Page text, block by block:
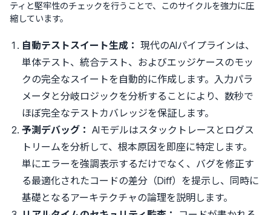
ティと堅牢性のチェックを行うことで、このサイクルを強力に圧
縮しています。
自動テストスイート生成： 現代のAIパイプラインは、
単体テスト、統合テスト、およびエッジケースのモッ
クの完全なスイートを自動的に作成します。入力パラ
メータと分岐ロジックを分析することにより、数秒で
ほぼ完全なテストカバレッジを保証します。
予測デバッグ： AIモデルはスタックトレースとログス
トリームを分析して、根本原因を即座に特定します。
単にエラーを強調表示するだけでなく、バグを修正す
る最適化されたコードの差分（Diff）を提示し、同時に
基礎となるアーキテクチャの論理を説明します。